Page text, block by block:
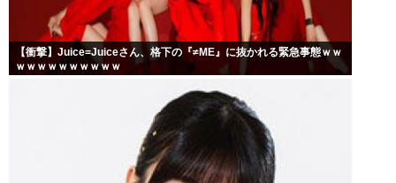
【衝撃】Juice=Juiceさん、格下の『≠ME』に抜かれる緊急事態ｗｗ
ｗｗｗｗｗｗｗｗｗｗ